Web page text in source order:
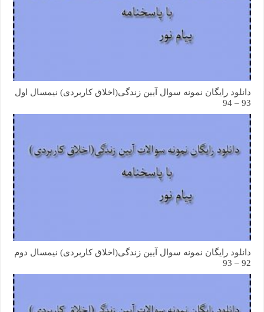
دانلود رایگان نمونه سوال آیین زندگی(اخلاق کاربردی) نیمسال اول
93 – 94
دانلود رایگان نمونه سوال آیین زندگی(اخلاق کاربردی) نیمسال دوم
92 – 93